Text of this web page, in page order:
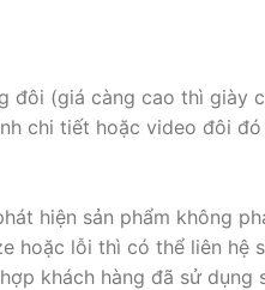
đôi (giá càng cao thì giày
chi tiết hoặc video đôi
hiện sản phẩm không
hoặc lỗi thì có thể liên
khách hàng đã sử dụng